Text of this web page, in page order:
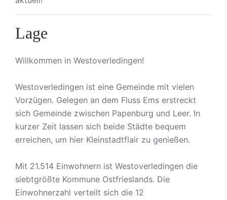
Lage
Willkommen in Westoverledingen!
Westoverledingen ist eine Gemeinde mit vielen
Vorzügen. Gelegen an dem Fluss Ems erstreckt
sich Gemeinde zwischen Papenburg und Leer. In
kurzer Zeit lassen sich beide Städte bequem
erreichen, um hier Kleinstadtflair zu genießen.
Mit 21.514 Einwohnern ist Westoverledingen die
siebtgrößte Kommune Ostfrieslands. Die
Einwohnerzahl verteilt sich die 12